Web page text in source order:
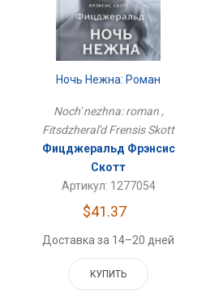
Ночь Нежна: Роман
Noch' nezhna: roman ,
Fitsdzheral'd Frensis Skott
Фицджеральд Фрэнсис
Скотт
Артикул: 1277054
$41.37
Доставка за 14–20 дней
КУПИТЬ